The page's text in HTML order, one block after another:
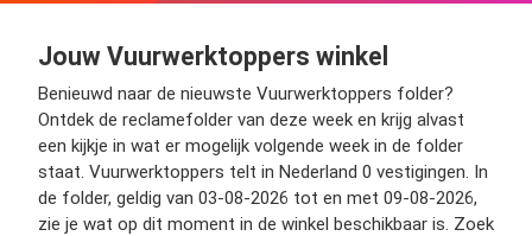
Jouw Vuurwerktoppers winkel
Benieuwd naar de nieuwste Vuurwerktoppers folder?
Ontdek de reclamefolder van deze week en krijg alvast
een kijkje in wat er mogelijk volgende week in de folder
staat. Vuurwerktoppers telt in Nederland 0 vestigingen. In
de folder, geldig van 03-08-2026 tot en met 09-08-2026,
zie je wat op dit moment in de winkel beschikbaar is. Zoek